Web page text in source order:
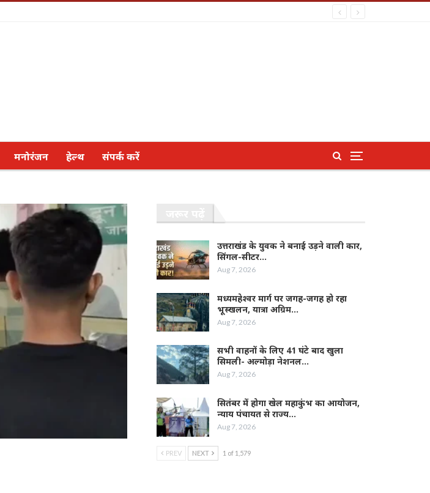
मनोरंजन हेल्थ संपर्क करें
उत्तराखंड के युवक ने बनाई उड़ने वाली कार,
सिंगल-सीटर…
Aug 7, 2026
मध्यमहेश्वर मार्ग पर जगह-जगह हो रहा
भूस्खलन, यात्रा अग्रिम…
Aug 7, 2026
सभी वाहनों के लिए 41 घंटे बाद खुला
सिमली- अल्मोड़ा नेशनल…
Aug 7, 2026
सितंबर में होगा खेल महाकुंभ का आयोजन,
न्याय पंचायत से राज्य…
Aug 7, 2026
PREV NEXT 1 of 1,579